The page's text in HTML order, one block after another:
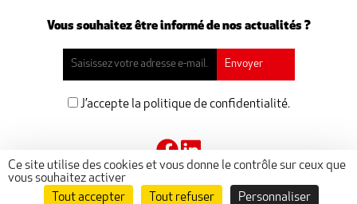
Vous souhaitez être informé de nos actualités ?
J’accepte la politique de confidentialité.
Ce site utilise des cookies et vous donne le contrôle sur ceux que
vous souhaitez activer
Tout accepter
Tout refuser Personnaliser